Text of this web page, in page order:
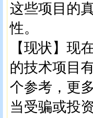
这些项目的
性。
【现状】现
的技术项目
个参考，更
当受骗或投